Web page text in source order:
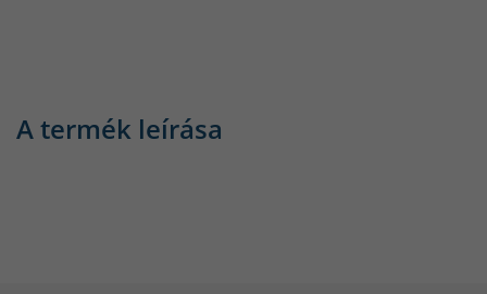
A termék leírása